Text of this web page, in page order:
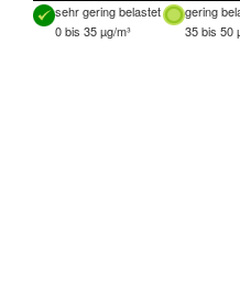
sehr gering belastet gering
0 bis 35 µg/m³
35 bis 50